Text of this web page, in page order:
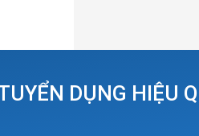
DỤNG HIỆU